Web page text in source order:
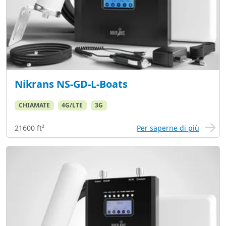
Nikrans NS-GD-L-Boats
CHIAMATE 4G/LTE 3G
21600 ft² Per saperne di più